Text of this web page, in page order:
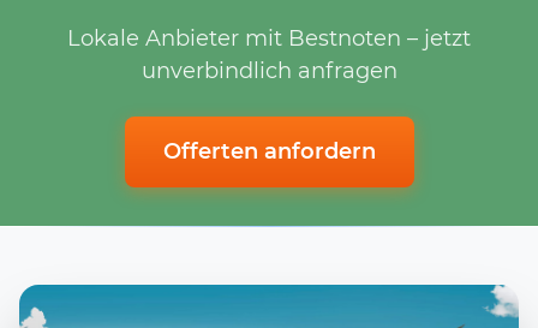
Lokale Anbieter mit Bestnoten – jetzt
unverbindlich anfragen
Offerten anfordern